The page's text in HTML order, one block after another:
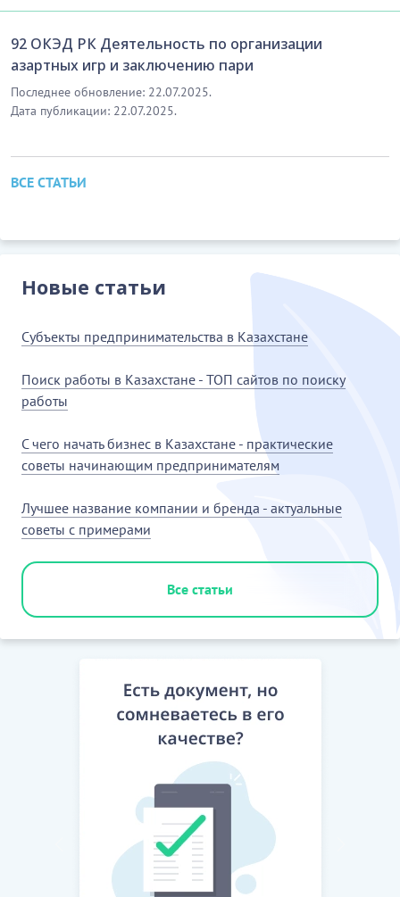
92 ОКЭД РК Деятельность по организации
азартных игр и заключению пари
Последнее обновление: 22.07.2025.
Дата публикации: 22.07.2025.
ВСЕ СТАТЬИ
Новые статьи
Субъекты предпринимательства в Казахстане
Поиск работы в Казахстане - ТОП сайтов по поиску
работы
С чего начать бизнес в Казахстане - практические
советы начинающим предпринимателям
Лучшее название компании и бренда - актуальные
советы с примерами
Все статьи